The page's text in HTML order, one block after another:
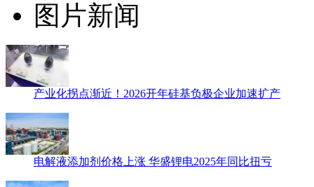
图片新闻
产业化拐点渐近！2026开年硅基负极企业加速扩产
电解液添加剂价格上涨 华盛锂电2025年同比扭亏